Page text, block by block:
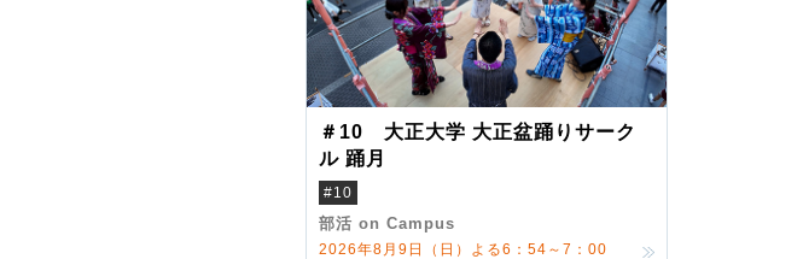
＃10 大正大学 大正盆踊りサーク
ル 踊月
#10
部活 on Campus
2026年8月9日（日）よる6：54～7：00